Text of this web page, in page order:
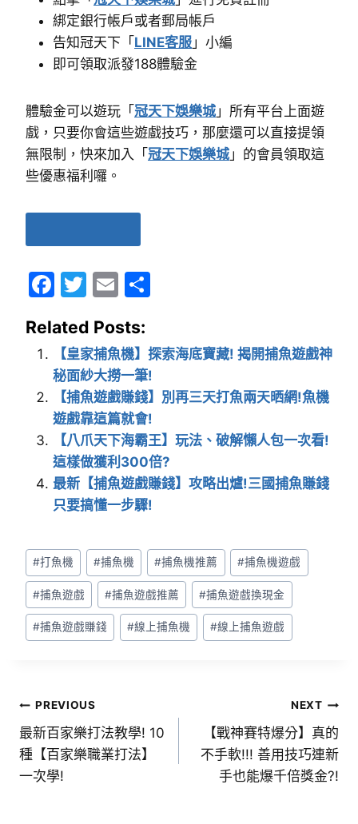
綁定銀行帳戶或者郵局帳戶
告知冠天下「LINE客服 」小編
即可領取派發188體驗金
體驗金可以遊玩「冠天下娛樂城 」所有平台上面遊
戲，只要你會這些遊戲技巧，那麼還可以直接提領
無限制，快來加入「冠天下娛樂城 」的會員領取這
些優惠福利囉。
F
c
e
b
o
o
k
T
itt
er
E
ai
l
Related Posts:
【皇家捕魚機】探索海底寶藏! 揭開捕魚遊戲神
秘面紗大撈一筆!
【捕魚遊戲賺錢】別再三天打魚兩天晒網!魚機
遊戲靠這篇就會!
【八爪天下海霸王】玩法、破解懶人包一次看!
這樣做獲利300倍?
最新【捕魚遊戲賺錢】攻略出爐!三國捕魚賺錢
只要搞懂一步驟!
#打魚機 #捕魚機 #捕魚機推薦 #捕魚機遊戲
#捕魚遊戲 #捕魚遊戲推薦 #捕魚遊戲換現金
#捕魚遊戲賺錢 #線上捕魚機 #線上捕魚遊戲
PREVIOUS
最新百家樂打法教學! 10
種【百家樂職業打法】
一次學!
NEXT
【戰神賽特爆分】真的
不手軟!!! 善用技巧連新
手也能爆千倍獎金?!